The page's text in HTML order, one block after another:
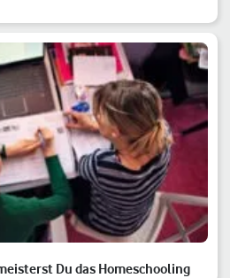
Du das Homeschooling